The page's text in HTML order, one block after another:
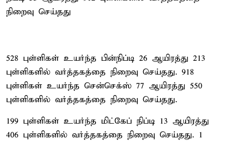
நிறைவு செய்தது
528 புள்ளிகள் உயர்ந்த பின்நிப்டி 26 ஆயிரத்து 213
புள்ளிகளில் வர்த்தகத்தை நிறைவு செய்தது. 918
புள்ளிகள் உயர்ந்த சென்செக்ஸ் 77 ஆயிரத்து 550
புள்ளிகளில் வர்த்தகத்தை நிறைவு செய்தது.
199 புள்ளிகள் உயர்ந்த மிட்கேப் நிப்டி 13 ஆயிரத்து
406 புள்ளிகளில் வர்த்தகத்தை நிறைவு செய்தது. 1